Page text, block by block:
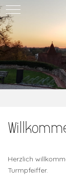
Mobile Menu
Herzlich
Turmpfeiffer.